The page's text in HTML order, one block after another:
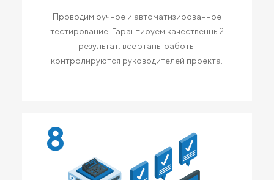
Проводим ручное и автоматизированное
тестирование. Гарантируем качественный
результат: все этапы работы
контролируются руководителей проекта.
8